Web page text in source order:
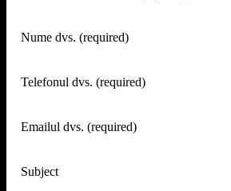
Nume dvs. (required)
Telefonul dvs. (required)
Emailul dvs. (required)
Subject